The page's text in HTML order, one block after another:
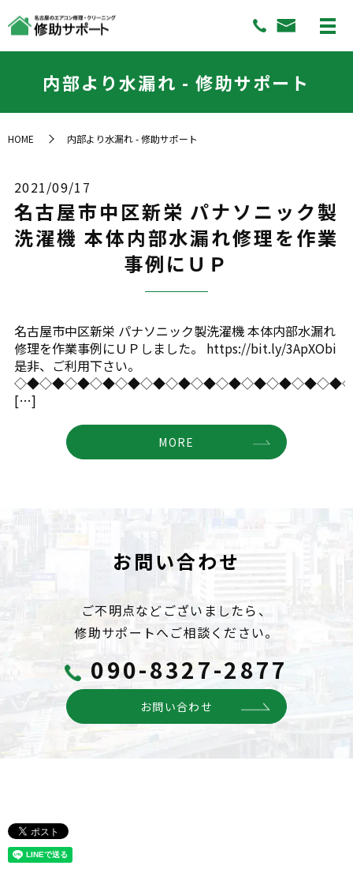
内部より水漏れ - 修助サポート
HOME 内部より水漏れ - 修助サポート
2021/09/17
名古屋市中区新栄 パナソニック製
洗濯機 本体内部水漏れ修理を作業
事例にＵＰ
名古屋市中区新栄 パナソニック製洗濯機 本体内部水漏れ
修理を作業事例にＵＰしました。 https://bit.ly/3ApXObi
是非、ご利用下さい。
[…]
MORE
お問い合わせ
ご不明点などございましたら、
修助サポートへご相談ください。
090-8327-2877
お問い合わせ